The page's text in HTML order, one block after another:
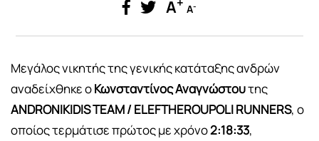
A A-
Μεγάλος νικητής της γενικής κατάταξης ανδρών
αναδείχθηκε οΚωνσταντίνος Αναγνώστουτης
ANDRONIKIDIS TEAM / ELEFTHEROUPOLI RUNNERS, ο
οποίος τερμάτισε πρώτος με χρόνο2:18:33,